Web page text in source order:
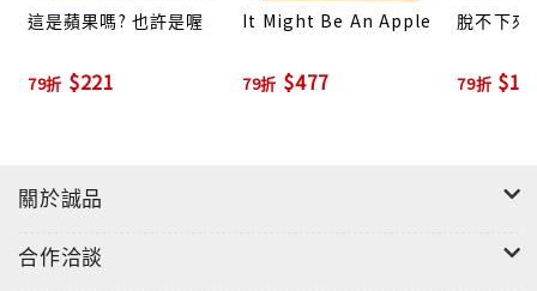
喜歡自己，就能充滿自信面對未來的困難挑戰。
像的風格外，
每一頁，都能讓孩子思考「我，好特別！」
這是蘋果嗎? 也許是喔
79折 $221
It Might Be An Apple
79折 $477
脫不下來
79折
關於誠品
合作洽談